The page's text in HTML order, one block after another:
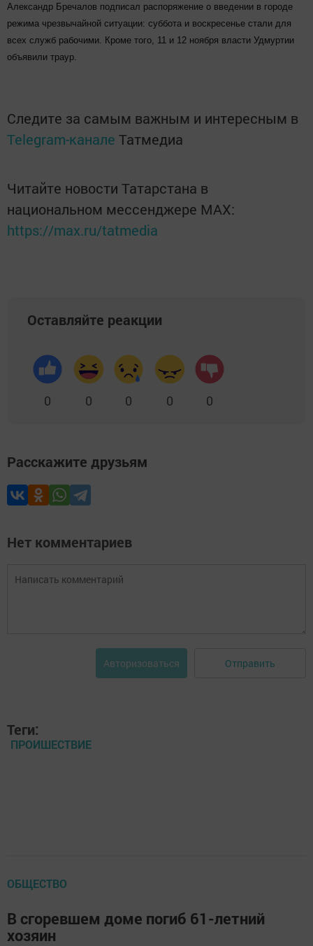
Александр Бречалов подписал распоряжение о введении в городе
режима чрезвычайной ситуации: суббота и воскресенье стали для
всех служб рабочими. Кроме того, 11 и 12 ноября власти Удмуртии
объявили траур.
Следите за самым важным и интересным в
Telegram-канале Татмедиа
Читайте новости Татарстана в
национальном мессенджере MАХ:
https://max.ru/tatmedia
Оставляйте реакции
0 0 0 0 0
Расскажите друзьям
Нет комментариев
Авторизоваться Отправить
Теги:
ПРОИШЕСТВИЕ
ОБЩЕСТВО
В сгоревшем доме погиб 61-летний
хозяин